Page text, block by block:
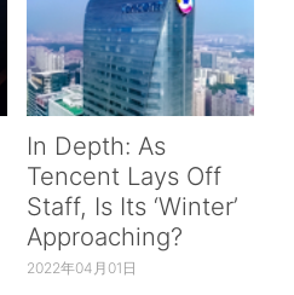
In Depth: As
Tencent Lays Off
Staff, Is Its ‘Winter’
Approaching?
2022年04月01日